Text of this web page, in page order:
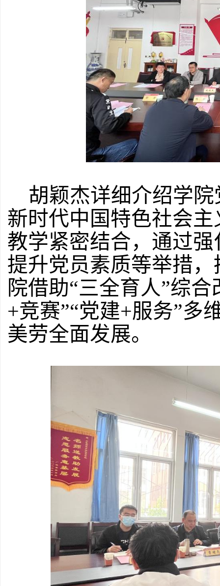
胡颖杰详细介绍学
新时代中国特色社会
教学紧密结合，通过
提升党员素质等举措
院借助“三全育人”综
+竞赛”“党建+服务”多
美劳全面发展。